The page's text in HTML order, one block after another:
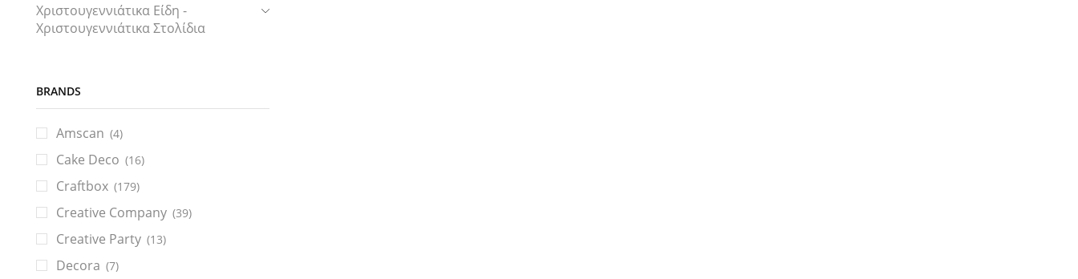
Χριστουγεννιάτικα Είδη -
Χριστουγεννιάτικα Στολίδια
BRANDS
Amscan (4)
Cake Deco (16)
Craftbox (179)
Creative Company (39)
Creative Party (13)
Decora (7)